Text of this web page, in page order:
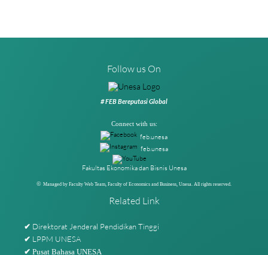
Follow us On
# FEB Bereputasi Global
Connect with us:
feb.unesa
feb.unesa
Fakultas Ekonomika dan Bisnis Unesa
© Managed by Faculty Web Team, Faculty of Economics and Business, Unesa. All rights reserved.
Related Link
✔ Direktorat Jenderal Pendidikan Tinggi
✔ LPPM UNESA
✔ Pusat Bahasa UNESA